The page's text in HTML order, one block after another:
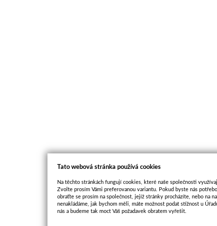
Tato webová stránka používá cookies
Na těchto stránkách fungují cookies, které naše společnosti
Zvolte prosím Vámi preferovanou variantu. Pokud byste nás
obraťte se prosím na společnost, jejíž stránky procházíte, nebo na
nenakládáme, jak bychom měli, máte možnost podat stížnost u
nás a budeme tak moct Váš požadavek obratem vyřešit.